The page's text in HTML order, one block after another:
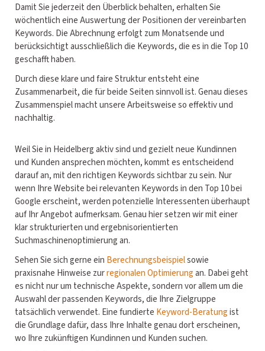
Damit Sie jederzeit den Überblick behalten, erhalten Sie
wöchentlich eine Auswertung der Positionen der vereinbarten
Keywords. Die Abrechnung erfolgt zum Monatsende und
berücksichtigt ausschließlich die Keywords, die es in die Top 10
geschafft haben.
Durch diese klare und faire Struktur entsteht eine
Zusammenarbeit, die für beide Seiten sinnvoll ist. Genau dieses
Zusammenspiel macht unsere Arbeitsweise so effektiv und
nachhaltig.
Weil Sie in Heidelberg aktiv sind und gezielt neue Kundinnen
und Kunden ansprechen möchten, kommt es entscheidend
darauf an, mit den richtigen Keywords sichtbar zu sein. Nur
wenn Ihre Website bei relevanten Keywords in den Top 10 bei
Google erscheint, werden potenzielle Interessenten überhaupt
auf Ihr Angebot aufmerksam. Genau hier setzen wir mit einer
klar strukturierten und ergebnisorientierten
Suchmaschinenoptimierung an.
Sehen Sie sich gerne ein Berechnungsbeispielsowie
praxisnahe Hinweise zurregionalen Optimierungan. Dabei geht
es nicht nur um technische Aspekte, sondern vor allem um die
Auswahl der passenden Keywords, die Ihre Zielgruppe
tatsächlich verwendet. Eine fundierte Keyword-Beratungist
die Grundlage dafür, dass Ihre Inhalte genau dort erscheinen,
wo Ihre zukünftigen Kundinnen und Kunden suchen.